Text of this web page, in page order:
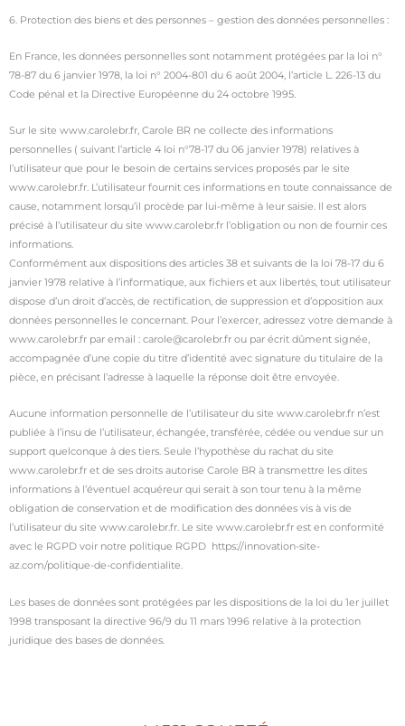
6. Protection des biens et des personnes – gestion des données personnelles :
En France, les données personnelles sont notamment protégées par la loi n°
78-87 du 6 janvier 1978, la loi n° 2004-801 du 6 août 2004, l’article L. 226-13 du
Code pénal et la Directive Européenne du 24 octobre 1995.
Sur le site www.carolebr.fr, Carole BR ne collecte des informations
personnelles ( suivant l’article 4 loi n°78-17 du 06 janvier 1978) relatives à
l’utilisateur que pour le besoin de certains services proposés par le site
www.carolebr.fr. L’utilisateur fournit ces informations en toute connaissance de
cause, notamment lorsqu’il procède par lui-même à leur saisie. Il est alors
précisé à l’utilisateur du site www.carolebr.fr l’obligation ou non de fournir ces
informations.
Conformément aux dispositions des articles 38 et suivants de la loi 78-17 du 6
janvier 1978 relative à l’informatique, aux fichiers et aux libertés, tout utilisateur
dispose d’un droit d’accès, de rectification, de suppression et d’opposition aux
données personnelles le concernant. Pour l’exercer, adressez votre demande à
www.carolebr.fr par email : carole@carolebr.fr ou par écrit dûment signée,
accompagnée d’une copie du titre d’identité avec signature du titulaire de la
pièce, en précisant l’adresse à laquelle la réponse doit être envoyée.
Aucune information personnelle de l’utilisateur du site www.carolebr.fr n’est
publiée à l’insu de l’utilisateur, échangée, transférée, cédée ou vendue sur un
support quelconque à des tiers. Seule l’hypothèse du rachat du site
www.carolebr.fr et de ses droits autorise Carole BR à transmettre les dites
informations à l’éventuel acquéreur qui serait à son tour tenu à la même
obligation de conservation et de modification des données vis à vis de
l’utilisateur du site www.carolebr.fr. Le site www.carolebr.fr est en conformité
avec le RGPD voir notre politique RGPD https://innovation-site-
az.com/politique-de-confidentialite.
Les bases de données sont protégées par les dispositions de la loi du 1er juillet
1998 transposant la directive 96/9 du 11 mars 1996 relative à la protection
juridique des bases de données.